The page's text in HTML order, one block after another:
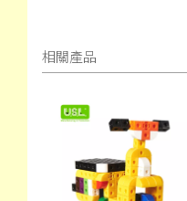
相關產品